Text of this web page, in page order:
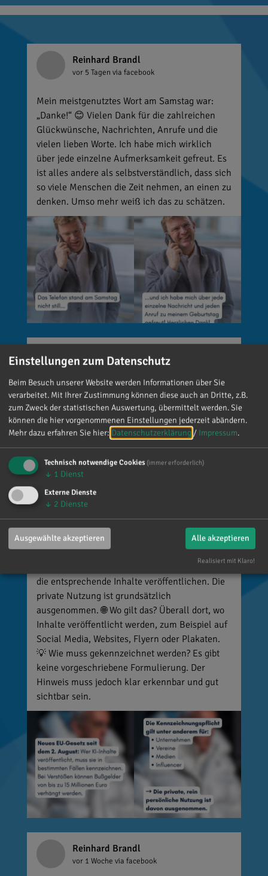
Reinhard Brandl
vor 5 Tagen via facebook
Mein meistgenutztes Wort am Samstag war:
„Danke!“ 😊 Vielen Dank für die zahlreichen
Glückwünsche, Nachrichten, Anrufe und die
vielen lieben Worte. Ich habe mich wirklich
über jede einzelne Aufmerksamkeit gefreut. Es
ist alles andere als selbstverständlich, dass sich
so viele Menschen die Zeit nehmen, an einen zu
denken. Umso mehr weiß ich das zu schätzen.
Reinhard Brandl
vor 5 Tagenvia facebook
🚨 Neues EU-Gesetz seit dem 2. August! Ab
sofort gelten neue Vorschriften für die
Kennzeichnung bestimmter KI-Inhalte. ⚠️
Wichtig zu wissen: Wer
veröffentlicht und diese nicht entsprechend
Millionen Euro. 📌 Was muss gekennzeichnet
werden? Unter anderem KI-generierte oder KI-
oder Ereignisse täuschend echt darstellen (z. B.
Deepfakes). 👥 Wer ist betroffen? Unternehmen,
die entsprechende Inhalte veröffentlichen. Die
private Nutzung ist grundsätzlich
ausgenommen. 🌐 Wo gilt das? Überall dort, wo
Inhalte veröffentlicht werden, zum Beispiel auf
Social Media, Websites, Flyern oder Plakaten.
💡 Wie muss gekennzeichnet werden? Es gibt
keine vorgeschriebene Formulierung. Der
Hinweis muss jedoch klar erkennbar und gut
sichtbar sein.
Reinhard Brandl
vor 1 Woche via facebook
Einstellungen zum Datenschutz
Beim Besuch unserer Website werden Informationen über Sie
verarbeitet. Mit Ihrer Zustimmung können diese auch an Dritte, z.B.
zum Zweck der statistischen Auswertung, übermittelt werden. Sie
können die hier vorgenommenen Einstellungen jederzeit abändern.
Mehr dazu erfahren Sie hier: Datenschutzerklärung / Impressum.
Technisch notwendige Cookies (immer erforderlich)
↓ 1 Dienst
Externe Dienste
↓ 2 Dienste
Ausgewählte akzeptieren Alle akzeptieren
Realisiert mit Klaro!